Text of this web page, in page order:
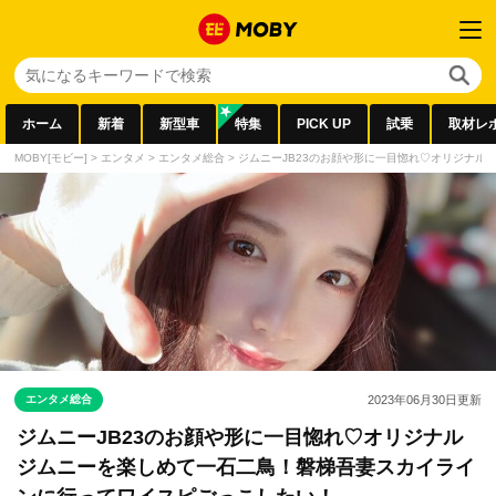
ホーム 新着 新型車 特集 PICK UP 試乗 取材レ
MOBY[モビー] > エンタメ > エンタメ総合 > ジムニーJB23のお顔や形に一目惚れ♡オリジナル
エンタメ総合 2023年06月30日更新
ジムニーJB23のお顔や形に一目惚れ♡オリジナル
ジムニーを楽しめて一石二鳥！磐梯吾妻スカイライ